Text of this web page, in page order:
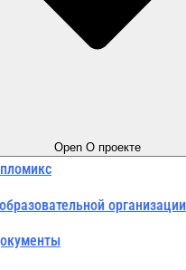
Open О проекте
организации